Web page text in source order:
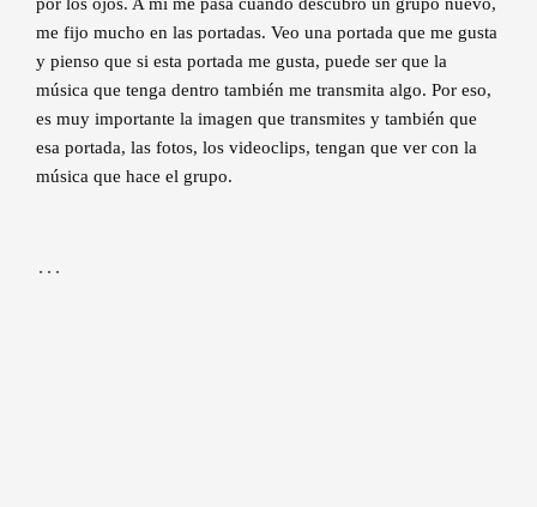
por los ojos. A mí me pasa cuando descubro un grupo nuevo,
me fijo mucho en las portadas. Veo una portada que me gusta
y pienso que si esta portada me gusta, puede ser que la
música que tenga dentro también me transmita algo. Por eso,
es muy importante la imagen que transmites y también que
esa portada, las fotos, los videoclips, tengan que ver con la
música que hace el grupo.
…